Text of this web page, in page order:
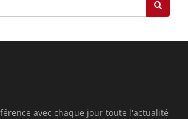
avec chaque jour toute l'actualité